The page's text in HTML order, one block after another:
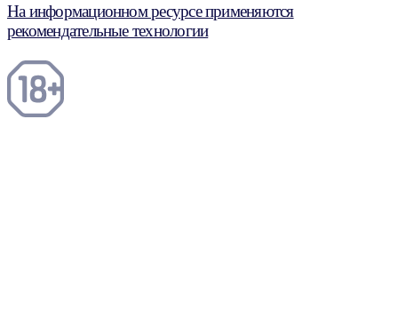
На информационном ресурсе применяются
рекомендательные технологии